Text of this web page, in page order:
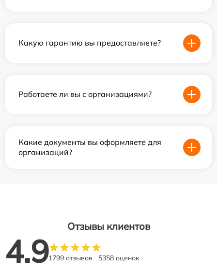
Какую гарантию вы предоставляете?
Работаете ли вы с организациями?
Какие документы вы оформляете для
организаций?
Отзывы клиентов
4.91799 отзывов 5358 оценок